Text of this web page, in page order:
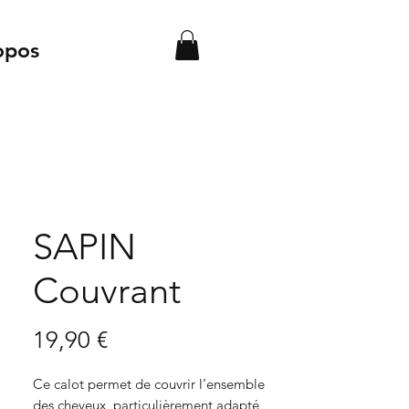
SAPIN
Couvrant
19,90 €Prix
Ce calot permet de couvrir l’ensemble
des cheveux, particulièrement adapté